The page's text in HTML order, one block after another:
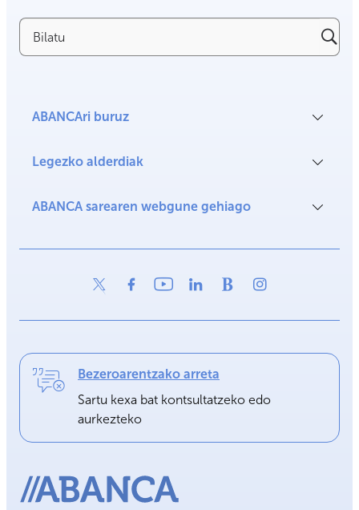
Bilatu
ABANCAri buruz
Legezko alderdiak
ABANCA sarearen webgune gehiago
Bezeroarentzako arreta
Sartu kexa bat kontsultatzeko edo
aurkezteko